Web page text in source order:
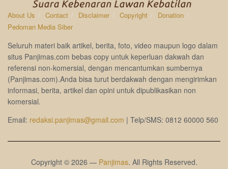
About Us Contact Disclaimer Copyright
Donation
Pedoman Media Siber
Seluruh materi baik artikel, berita, foto, video maupun logo dalam
situs Panjimas.com bebas copy untuk keperluan dakwah dan
referensi non-komersial, dengan mencantumkan sumbernya
(Panjimas.com).Anda bisa turut berdakwah dengan mengirimkan
informasi, berita, artikel dan opini untuk dipublikasikan non
komersial.
Email: redaksi.panjimas@gmail.com | Telp/SMS: 0812 60000 560
Copyright © 2026 — Panjimas. All Rights Reserved.